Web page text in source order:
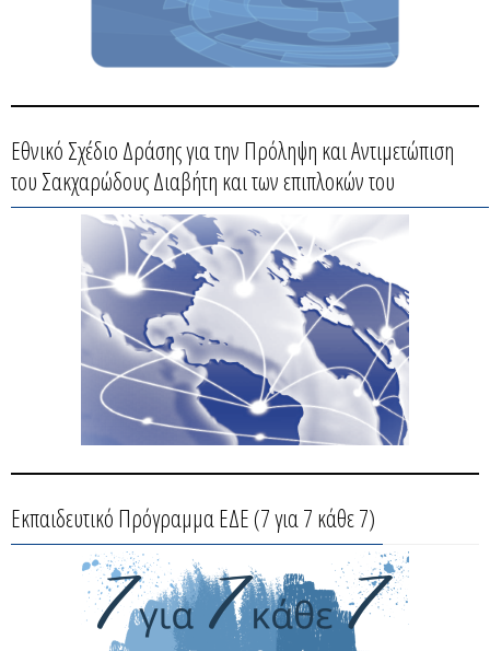
Εθνικό Σχέδιο Δράσης για την Πρόληψη και Αντιμετώπιση
του Σακχαρώδους Διαβήτη και των επιπλοκών του
Εκπαιδευτικό Πρόγραμμα ΕΔΕ (7 για 7 κάθε 7)